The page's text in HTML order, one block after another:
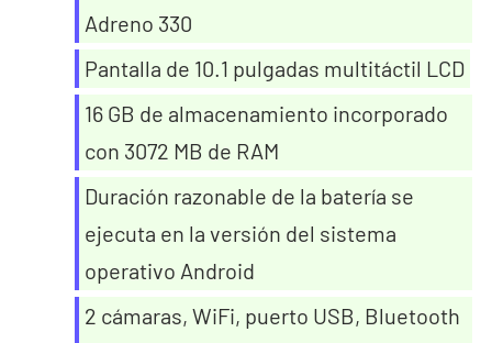
Adreno 330
Pantalla de 10.1 pulgadas multitáctil LCD
16 GB de almacenamiento incorporado
con 3072 MB de RAM
Duración razonable de la batería se
ejecuta en la versión del sistema
operativo Android
2 cámaras, WiFi, puerto USB, Bluetooth